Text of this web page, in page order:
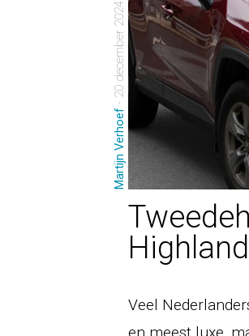
Martijn Verhoef
- 20 december 2024
Veel